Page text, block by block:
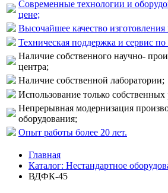
Современные технологии и
цене;
Высочайшее качество
Техническая поддержка и сервис по
Наличие собственного научно-
центра;
Наличие собственной лаборатории;
Использование только собственных
Непрерывная модернизация
оборудования;
Опыт работы более 20 лет.
Главная
Каталог: Нестандартное
ВДФК-45